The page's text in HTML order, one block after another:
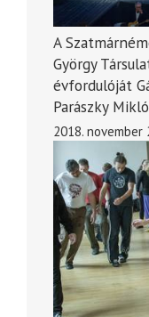
A
György
évfordulóját
Parászky
2018. november